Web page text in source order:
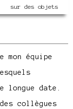
sur des objets
mon équipe
longue date.
collègues